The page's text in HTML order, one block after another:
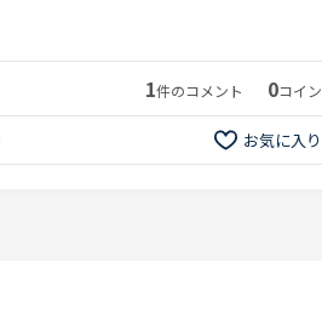
1件のコメント 0コイン
お気に入り